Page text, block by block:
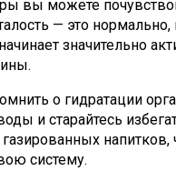
вы можете
— это нормально,
значительно
о гидратации
и старайтесь
напитков,
систему.